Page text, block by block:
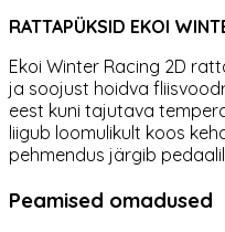
RATTAPÜKSID EKOI
Ekoi Winter Racing 2D
ja soojust hoidva
eest kuni tajutava
liigub loomulikult koos
pehmendus järgib
Peamised omadused